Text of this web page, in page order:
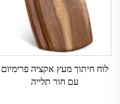
לוח חיתוך מעץ אקציה פרימיום
עם חור תלייה